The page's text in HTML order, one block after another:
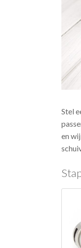
Stel
en